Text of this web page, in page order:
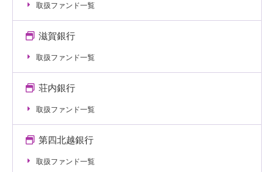
取扱ファンド一覧
滋賀銀行
取扱ファンド一覧
荘内銀行
取扱ファンド一覧
第四北越銀行
取扱ファンド一覧